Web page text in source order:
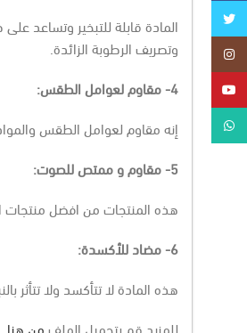
المادة قابلة للتبخير وتساعد
وتصريف الرطوبة الزائدة.
4- مقاوم لعوامل الطقس:
إنه مقاوم لعوامل الطقس
5- مقاوم و ممتص للصوت:
هذه المنتجات من افضل منتجات
6- مضاد للأكسدة:
هذه المادة لا تتأكسد ولا تتأثر
Twitter
Instagram
YouTube
WhatsApp